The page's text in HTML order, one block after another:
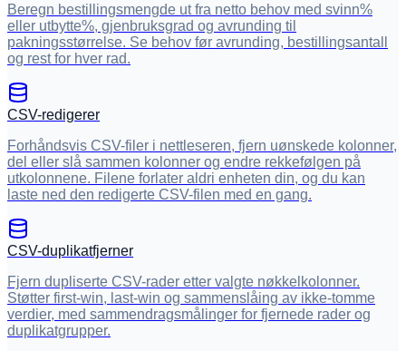
Beregn bestillingsmengde ut fra netto behov med svinn%
eller utbytte%, gjenbruksgrad og avrunding til
pakningsstørrelse. Se behov før avrunding, bestillingsantall
og rest for hver rad.
CSV-redigerer
Forhåndsvis CSV-filer i nettleseren, fjern uønskede kolonner,
del eller slå sammen kolonner og endre rekkefølgen på
utkolonnene. Filene forlater aldri enheten din, og du kan
laste ned den redigerte CSV-filen med en gang.
CSV-duplikatfjerner
Fjern dupliserte CSV-rader etter valgte nøkkelkolonner.
Støtter first-win, last-win og sammenslåing av ikke-tomme
verdier, med sammendragsmålinger for fjernede rader og
duplikatgrupper.